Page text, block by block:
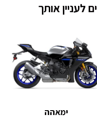
לעניין אותך
ימאהה